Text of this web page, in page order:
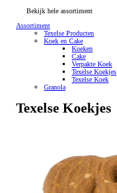
Bekijk hele assortiment
Assortiment
Texelse Producten
Koek en Cake
Koeken
Cake
Verpakte Koek
Texelse Koekjes
Texelse Koek
Granola
Texelse Koekjes